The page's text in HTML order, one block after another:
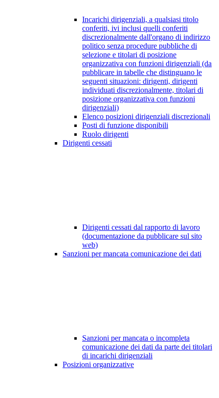
Incarichi dirigenziali, a qualsiasi titolo
conferiti, ivi inclusi quelli conferiti
discrezionalmente dall'organo di indirizzo
politico senza procedure pubbliche di
selezione e titolari di posizione
organizzativa con funzioni dirigenziali (da
pubblicare in tabelle che distinguano le
seguenti situazioni: dirigenti, dirigenti
individuati discrezionalmente, titolari di
posizione organizzativa con funzioni
dirigenziali)
Elenco posizioni dirigenziali discrezionali
Posti di funzione disponibili
Ruolo dirigenti
Dirigenti cessati
Dirigenti cessati dal rapporto di lavoro
(documentazione da pubblicare sul sito
web)
Sanzioni per mancata comunicazione dei dati
Sanzioni per mancata o incompleta
comunicazione dei dati da parte dei titolari
di incarichi dirigenziali
Posizioni organizzative